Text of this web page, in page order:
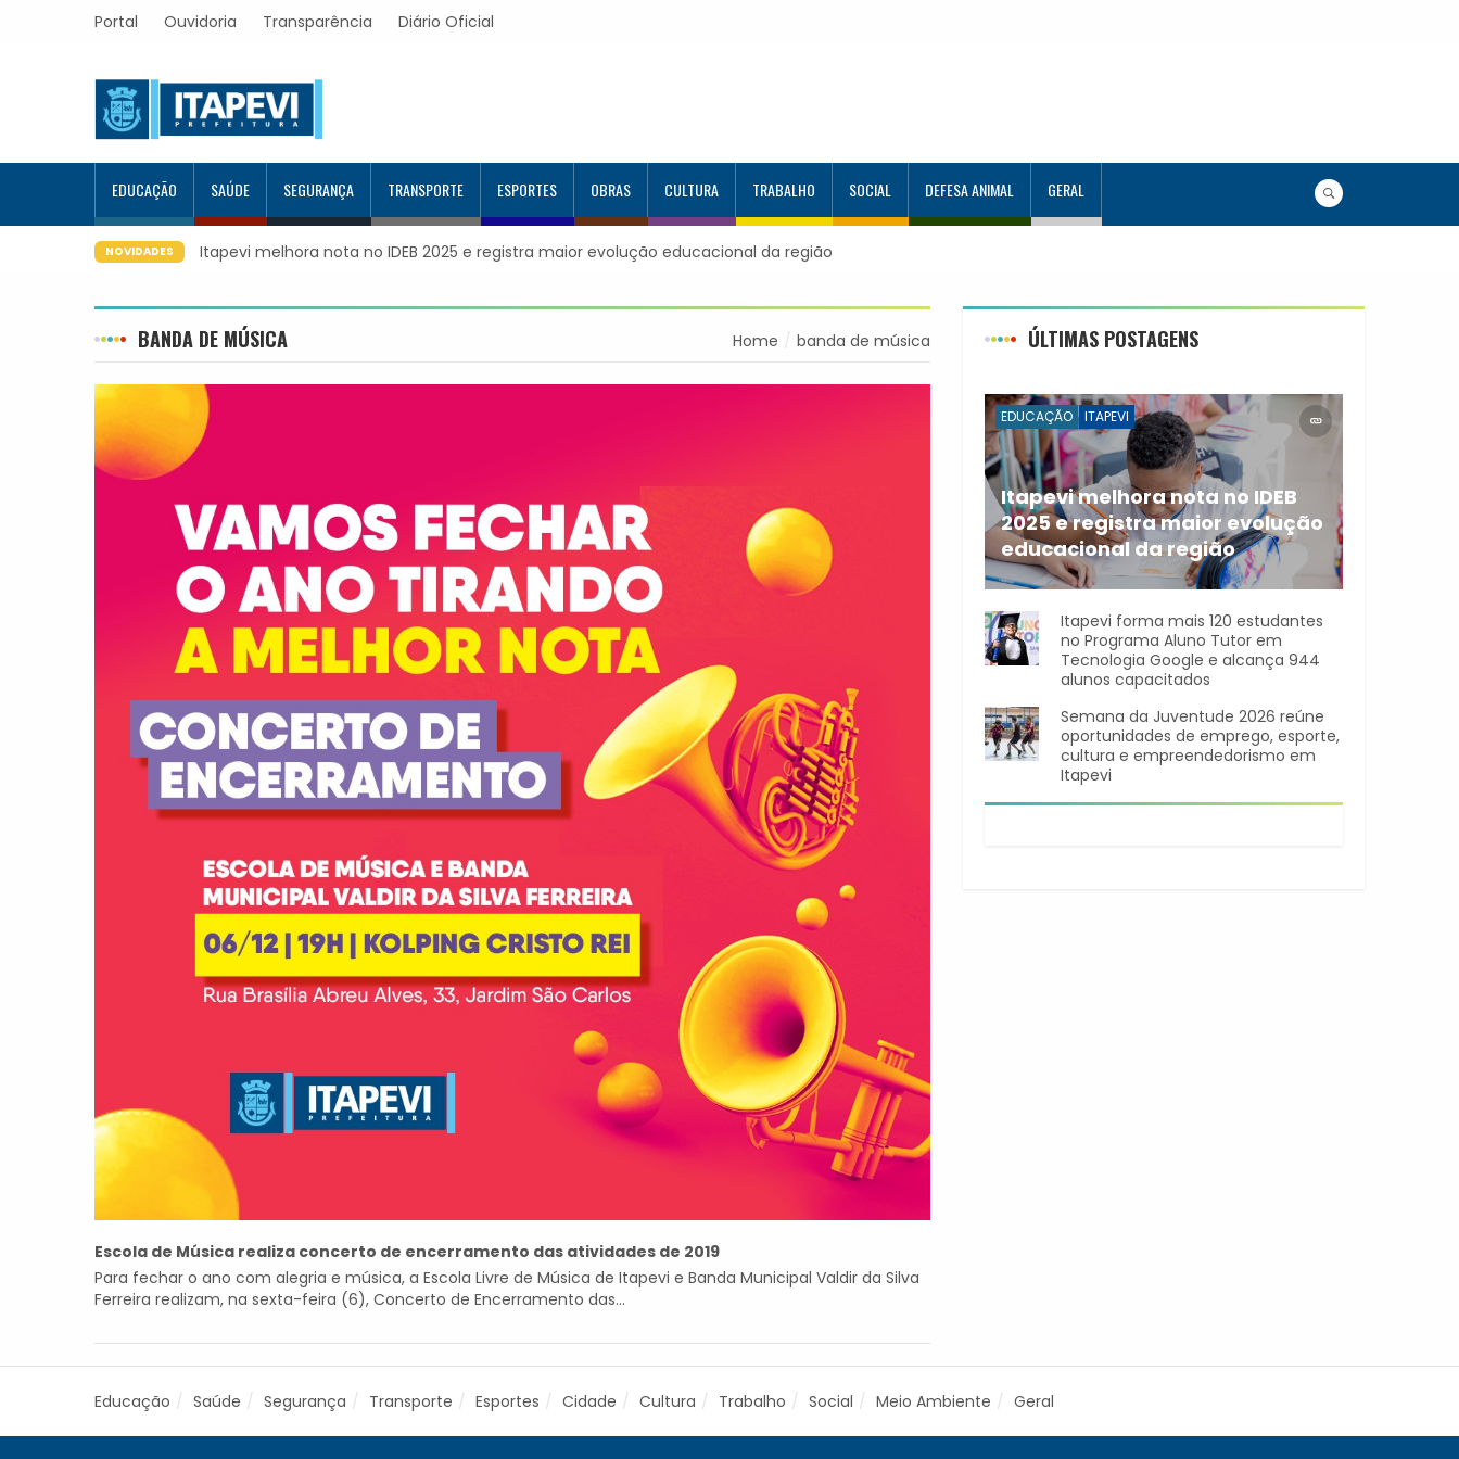
Portal Ouvidoria Transparência Diário Oficial
EDUCAÇÃO SAÚDE SEGURANÇA TRANSPORTE ESPORTES OBRAS CULTURA TRABALHO SOCIAL DEFESA ANIMAL GERAL
NOVIDADES Itapevi melhora nota no IDEB 2025 e registra maior evolução educacional da região
BANDA DE MÚSICA Home banda de música
Escola de Música realiza concerto de encerramento das atividades de 2019
Para fechar o ano com alegria e música, a Escola Livre de Música de Itapevi e Banda Municipal Valdir da Silva
Ferreira realizam, na sexta-feira (6), Concerto de Encerramento das...
ÚLTIMAS POSTAGENS
EDUCAÇÃO ITAPEVI
Itapevi melhora nota no IDEB
2025 e registra maior evolução
educacional da região
A rede municipal de ensino
Itapevi forma mais 120 estudantes
no Programa Aluno Tutor em
Tecnologia Google e alcança 944
alunos capacitados
Semana da Juventude 2026 reúne
oportunidades de emprego, esporte,
cultura e empreendedorismo em
Itapevi
Educação Saúde Segurança Transporte Esportes Cidade Cultura Trabalho Social Meio Ambiente Geral